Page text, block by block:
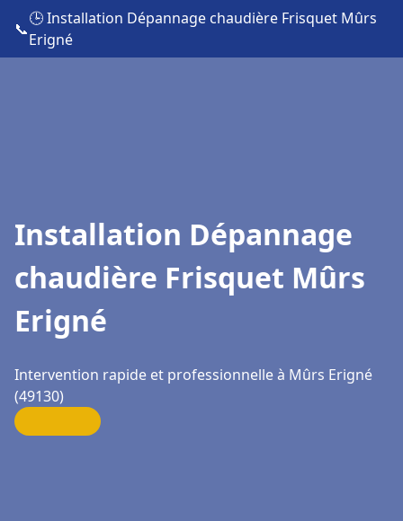
📞
🕒 Installation Dépannage chaudière Frisquet Mûrs
Erigné
Installation Dépannage
chaudière Frisquet Mûrs
Erigné
Intervention rapide et professionnelle à Mûrs Erigné
(49130)